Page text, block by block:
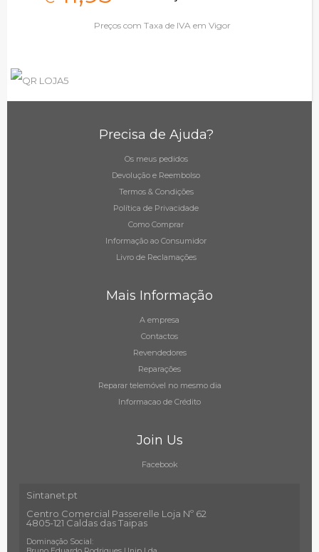
Preços com Taxa de IVA em Vigor
Precisa de Ajuda?
Os meus pedidos
Devolução e Reembolso
Termos & Condições
Política de Privacidade
Como Comprar
Informação ao Consumidor
Livro de Reclamações
Mais Informação
A empresa
Contactos
Revendedores
Reparações
Reparar telemóvel no mesmo dia
Informacao de Crédito
Join Us
Facebook
Sintanet.pt
Centro Comercial Passerelle Loja Nº 62
4805-121 Caldas das Taipas
Dominação Social: